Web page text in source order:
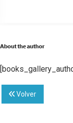
About the author
Volver